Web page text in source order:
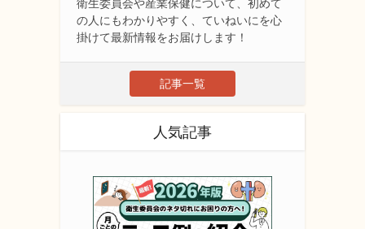
の人にもわかりやすく、ていねいにを心
掛けて最新情報をお届けします！
記事一覧
人気記事